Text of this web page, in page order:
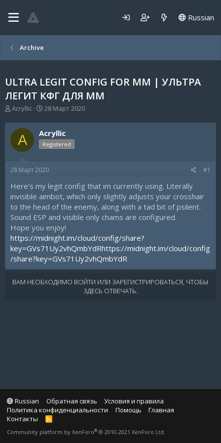
Russian
Archive
ULTRA LEGIT CONFIG FOR MM | УЛЬТРА
ЛЕГИТ КФГ ДЛЯ ММ
А
т
о
р
м
Acryllic
Д
т
а
н
а
а
28 Март 2020
A Acryllic
Registered
28 Март 2020 #1
Here's my legit config that im currently using. Literally
invisible aimbot, which only slightly adjusts your crosshair
to the head of the enemy, along with a tad bit of psilent.
Sound ESP and visible only chams are configured.
Hope you enjoy!
https://midnight.im/cloud/config/share?
key=GVs71Uy2vhQmbYdRhttps://midnight.im/cloud/config
/share?key=GVs71Uy2vhQmbYdR
ВАМ НЕОБХОДИМО ВОЙТИ ИЛИ ЗАРЕГИСТРИРОВАТЬСЯ, ЧТОБЫ
ЗДЕСЬ ОТВЕЧАТЬ.
Russian Обратная связь
Условия и правила
Политика конфиденциальности
Помощь
Главная
Контакты
R
S
Community platform by XenForo® © 2010-2021 XenForo Ltd.